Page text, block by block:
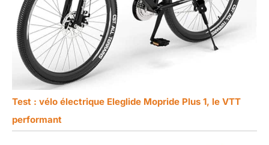
Test : vélo électrique Eleglide Mopride Plus 1, le VTT
performant